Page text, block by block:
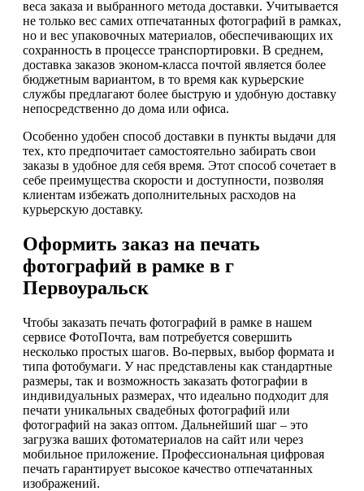
веса заказа и выбранного метода доставки. Учитывается
не только вес самих отпечатанных фотографий в рамках,
но и вес упаковочных материалов, обеспечивающих их
сохранность в процессе транспортировки. В среднем,
доставка заказов эконом-класса почтой является более
бюджетным вариантом, в то время как курьерские
службы предлагают более быструю и удобную доставку
непосредственно до дома или офиса.
Особенно удобен способ доставки в пункты выдачи для
тех, кто предпочитает самостоятельно забирать свои
заказы в удобное для себя время. Этот способ сочетает в
себе преимущества скорости и доступности, позволяя
клиентам избежать дополнительных расходов на
курьерскую доставку.
Оформить заказ на печать
фотографий в рамке в г
Первоуральск
Чтобы заказать печать фотографий в рамке в нашем
сервисе ФотоПочта, вам потребуется совершить
несколько простых шагов. Во-первых, выбор формата и
типа фотобумаги. У нас представлены как стандартные
размеры, так и возможность заказать фотографии в
индивидуальных размерах, что идеально подходит для
печати уникальных свадебных фотографий или
фотографий на заказ оптом. Дальнейший шаг – это
загрузка ваших фотоматериалов на сайт или через
мобильное приложение. Профессиональная цифровая
печать гарантирует высокое качество отпечатанных
изображений.